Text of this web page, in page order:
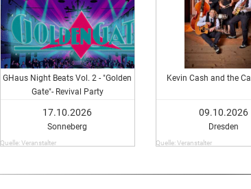
GHaus Night Beats Vol. 2 - "Golden
Gate"- Revival Party
17.10.2026
Sonneberg
Quelle: Veranstalter
Kevin Cash and the
09.10.2026
Dresden
Quelle: Veranstalter